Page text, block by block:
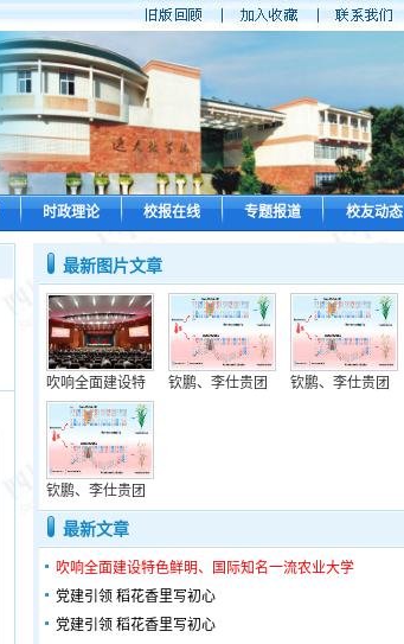
时政理论 校报在线 专题报道 校友动态
最新图片文章
吹响全面建设特 钦鹏、李仕贵团 钦鹏、李仕贵团
钦鹏、李仕贵团
最新文章
吹响全面建设特色鲜明、国际知名一流农业大学
党建引领 稻花香里写初心
党建引领 稻花香里写初心